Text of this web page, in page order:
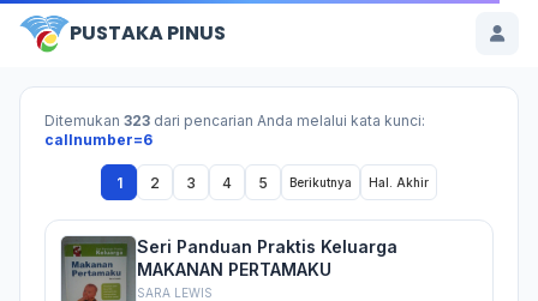
PUSTAKA PINUS
Ditemukan 323 dari pencarian Anda melalui kata kunci:
callnumber=6
1 2 3 4 5 Berikutnya Hal. Akhir
Seri Panduan Praktis Keluarga
MAKANAN PERTAMAKU
SARA LEWIS